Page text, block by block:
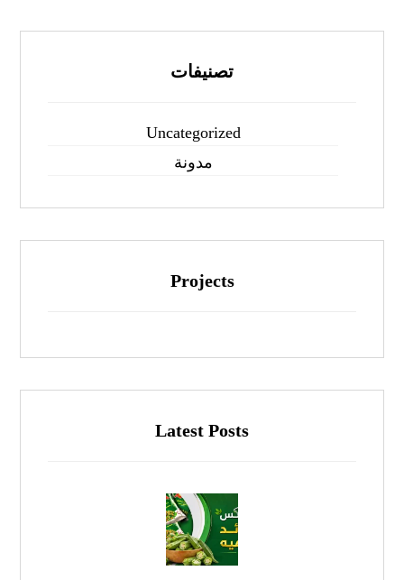
تصنيفات
Uncategorized
مدونة
Projects
Latest Posts